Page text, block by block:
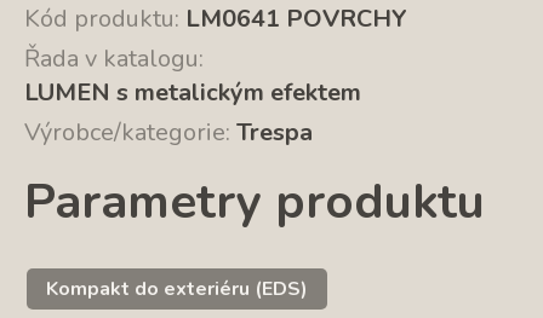
Kód produktu: LM0641 POVRCHY
Řada v katalogu:
LUMEN s metalickým efektem
Výrobce/kategorie: Trespa
Parametry produktu
Kompakt do exteriéru (EDS)